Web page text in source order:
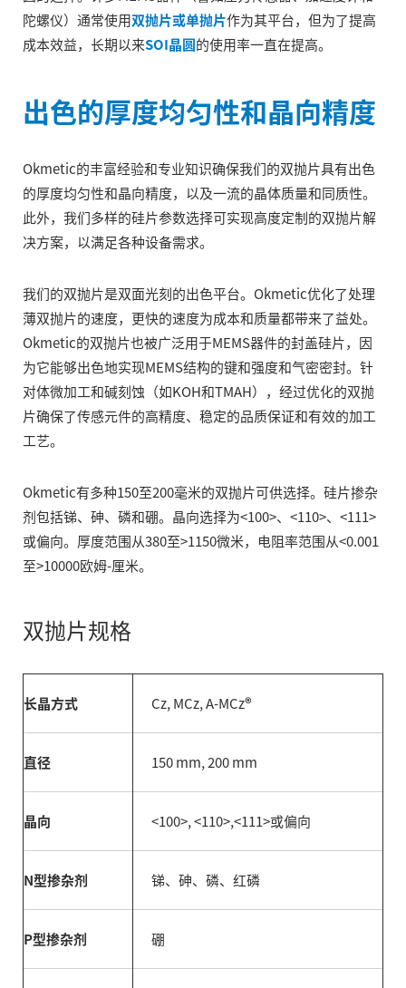
陀螺仪）通常使用双抛片或单抛片作为其平台，但为了提高
成本效益，长期以来SOI晶圆的使用率一直在提高。
出色的厚度均匀性和晶向精度
Okmetic的丰富经验和专业知识确保我们的双抛片具有出色
的厚度均匀性和晶向精度，以及一流的晶体质量和同质性。
此外，我们多样的硅片参数选择可实现高度定制的双抛片解
决方案，以满足各种设备需求。
我们的双抛片是双面光刻的出色平台。Okmetic优化了处理
薄双抛片的速度，更快的速度为成本和质量都带来了益处。
Okmetic的双抛片也被广泛用于MEMS器件的封盖硅片，因
为它能够出色地实现MEMS结构的键和强度和气密密封。针
对体微加工和碱刻蚀（如KOH和TMAH），经过优化的双抛
片确保了传感元件的高精度、稳定的品质保证和有效的加工
工艺。
Okmetic有多种150至200毫米的双抛片可供选择。硅片掺杂
剂包括锑、砷、磷和硼。晶向选择为<100>、<110>、<111>
或偏向。厚度范围从380至>1150微米，电阻率范围从<0.001
至>10000欧姆-厘米。
双抛片规格
长晶方式 Cz, MCz, A-MCz®
直径 150 mm, 200 mm
晶向 <100>, <110>,<111>或偏向
N型掺杂剂 锑、砷、磷、红磷
P型掺杂剂 硼